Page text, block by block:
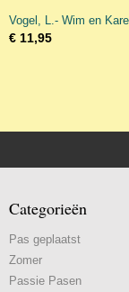
Vogel, L.- Wim en
€ 11,95
Categorieën
Pas geplaatst
Zomer
Passie Pasen